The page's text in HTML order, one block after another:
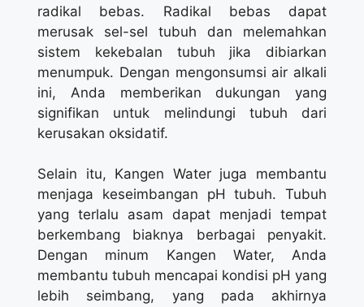
radikal bebas. Radikal bebas dapat
merusak sel-sel tubuh dan melemahkan
sistem kekebalan tubuh jika dibiarkan
menumpuk. Dengan mengonsumsi air alkali
ini, Anda memberikan dukungan yang
signifikan untuk melindungi tubuh dari
kerusakan oksidatif.
Selain itu, Kangen Water juga membantu
menjaga keseimbangan pH tubuh. Tubuh
yang terlalu asam dapat menjadi tempat
berkembang biaknya berbagai penyakit.
Dengan minum Kangen Water, Anda
membantu tubuh mencapai kondisi pH yang
lebih seimbang, yang pada akhirnya